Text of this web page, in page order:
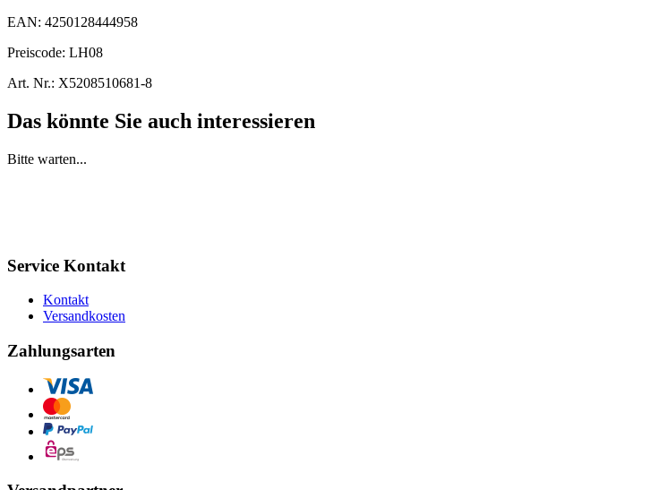
EAN: 4250128444958
Preiscode: LH08
Art. Nr.: X5208510681-8
Das könnte Sie auch interessieren
Bitte warten...
Service Kontakt
Kontakt
Versandkosten
Zahlungsarten